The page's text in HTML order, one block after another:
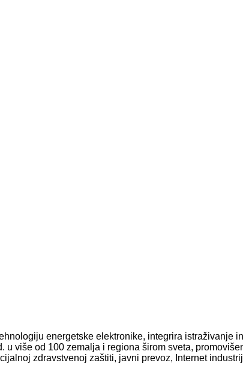
energetske elektronike, integrira istraživanje
više od 100 zemalja i regiona širom sveta,
zdravstvenoj zaštiti, javni prevoz, Internet